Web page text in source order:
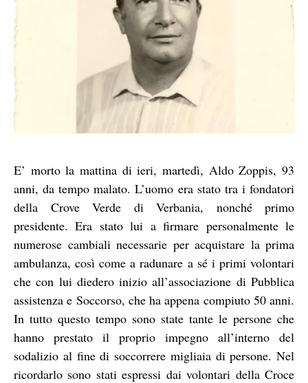
E’ morto la mattina di ieri, martedì, Aldo Zoppis, 93
anni, da tempo malato. L’uomo era stato tra i fondatori
della Crove Verde di Verbania, nonché primo
presidente. Era stato lui a firmare personalmente le
numerose cambiali necessarie per acquistare la prima
ambulanza, così come a radunare a sé i primi volontari
che con lui diedero inizio all’associazione di Pubblica
assistenza e Soccorso, che ha appena compiuto 50 anni.
In tutto questo tempo sono state tante le persone che
hanno prestato il proprio impegno all’interno del
sodalizio al fine di soccorrere migliaia di persone. Nel
ricordarlo sono stati espressi dai volontari della Croce